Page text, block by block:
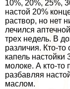
10%, 20%, 25%,
настой 20%
раствор, но нет
лечился
трех недель. В
различия. Кто-
капель настойки
молоке. А кто-то
разбавляя
маслом.